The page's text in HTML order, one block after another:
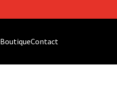
BoutiqueContact